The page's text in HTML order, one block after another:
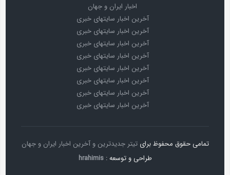
اخبار ایران و جهان
آخرین اخبار سایتهای خبری
آخرین اخبار سایتهای خبری
آخرین اخبار سایتهای خبری
آخرین اخبار سایتهای خبری
آخرین اخبار سایتهای خبری
آخرین اخبار سایتهای خبری
آخرین اخبار سایتهای خبری
آخرین اخبار سایتهای خبری
تمامی حقوق محفوظ برای تیتر جدیدترین و آخرین اخبار ایران و جهان
طراحی و توسعه : hrahimis